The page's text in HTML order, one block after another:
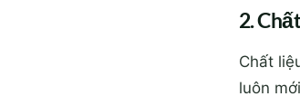
2.
Chất
luôn